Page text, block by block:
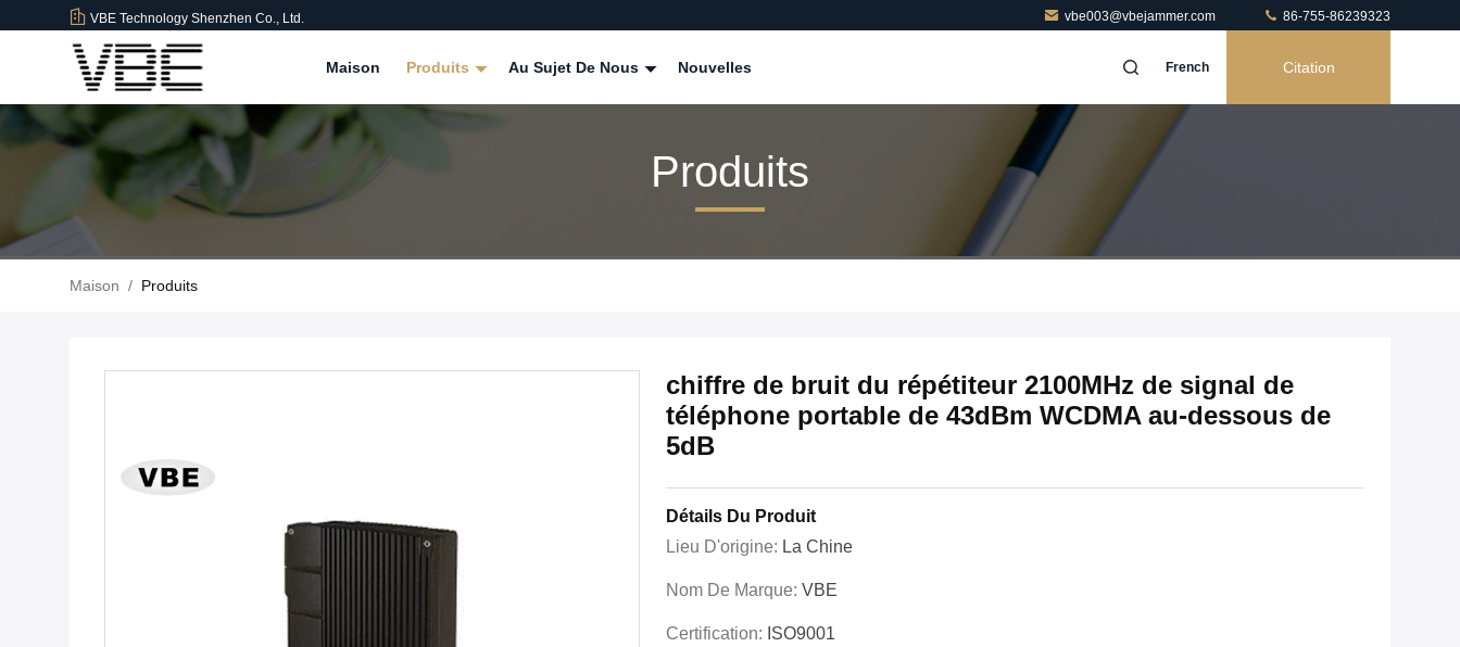
VBE Technology Shenzhen Co., Ltd. vbe003@vbejammer.com 86-755-86239323
Maison Produits Au Sujet De Nous Nouvelles French Citation
Produits
Maison / Produits
chiffre de bruit du répétiteur 2100MHz de signal de
téléphone portable de 43dBm WCDMA au-dessous de
5dB
Détails Du Produit
Lieu D'origine: La Chine
Nom De Marque: VBE
Certification: ISO9001